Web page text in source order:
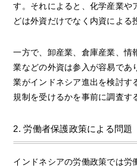
す。それによると、化学産業や
どは外資だけでなく内資による
一方で、卸産業、倉庫産業、情
業などの外資は参入が容易であ
業がインドネシア進出を検討す
規制を受けるかを事前に調査す
2. 労働者保護政策による問題
インドネシアの労働政策では労